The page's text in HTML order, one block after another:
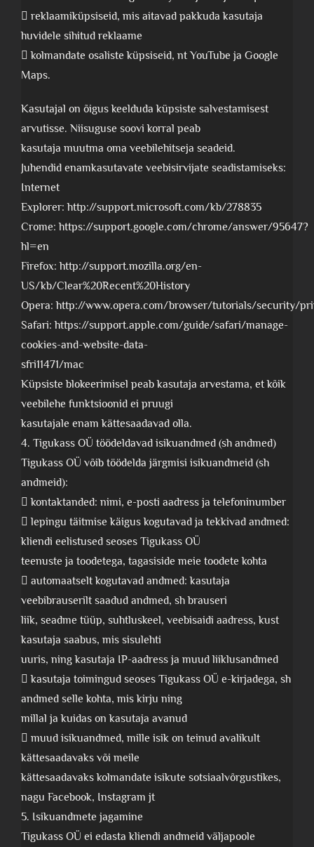
 reklaamiküpsiseid, mis aitavad pakkuda kasutaja
huvidele sihitud reklaame
 kolmandate osaliste küpsiseid, nt YouTube ja Google
Maps.
Kasutajal on õigus keelduda küpsiste salvestamisest
arvutisse. Niisuguse soovi korral peab
kasutaja muutma oma veebilehitseja seadeid.
Juhendid enamkasutavate veebisirvijate seadistamiseks:
Internet
Explorer: http://support.microsoft.com/kb/278835
Crome: https://support.google.com/chrome/answer/95647?
hl=en
Firefox: http://support.mozilla.org/en-
US/kb/Clear%20Recent%20History
Opera: http://www.opera.com/browser/tutorials/security/
Safari: https://support.apple.com/guide/safari/manage-
cookies-and-website-data-
sfri11471/mac
Küpsiste blokeerimisel peab kasutaja arvestama, et kõik
veebilehe funktsioonid ei pruugi
kasutajale enam kättesaadavad olla.
4. Tigukass OÜ töödeldavad isikuandmed (sh andmed)
Tigukass OÜ võib töödelda järgmisi isikuandmeid (sh
andmeid):
 kontaktanded: nimi, e-posti aadress ja telefoninumber
 lepingu täitmise käigus kogutavad ja tekkivad andmed:
kliendi eelistused seoses Tigukass OÜ
teenuste ja toodetega, tagasiside meie toodete kohta
 automaatselt kogutavad andmed: kasutaja
veebibrauserilt saadud andmed, sh brauseri
liik, seadme tüüp, suhtluskeel, veebisaidi aadress, kust
kasutaja saabus, mis sisulehti
uuris, ning kasutaja IP-aadress ja muud liiklusandmed
 kasutaja toimingud seoses Tigukass OÜ e-kirjadega, sh
andmed selle kohta, mis kirju ning
millal ja kuidas on kasutaja avanud
 muud isikuandmed, mille isik on teinud avalikult
kättesaadavaks või meile
kättesaadavaks kolmandate isikute sotsiaalvõrgustikes,
nagu Facebook, Instagram jt
5. Isikuandmete jagamine
Tigukass OÜ ei edasta kliendi andmeid väljapoole